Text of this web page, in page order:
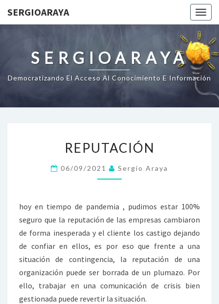
SERGIOARAYA
SERGIOARAYA
Democratizando El Acceso Al Conocimiento E Información
REPUTACIÓN
06/09/2021 Sergio Araya
hoy en tiempo de pandemia , pudimos estar 100%
seguro que la reputación de las empresas cambiaron
de forma inesperada y el cliente los castigo dejando
de confiar en ellos, es por eso que frente a una
situación de contingencia, la reputación de una
organización puede ser borrada de un plumazo. Por
ello, trabajar en una comunicación de crisis bien
gestionada puede revertir la situación.